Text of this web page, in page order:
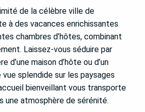
de la célèbre ville de
à des vacances enrichissantes
chambres d’hôtes, combinant
Laissez-vous séduire par
d’une maison d’hôte ou d’un
splendide sur les paysages
bienveillant vous transporte
une atmosphère de sérénité.